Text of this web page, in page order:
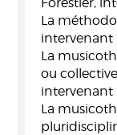
La
intervenant
La
ou
intervenant
La